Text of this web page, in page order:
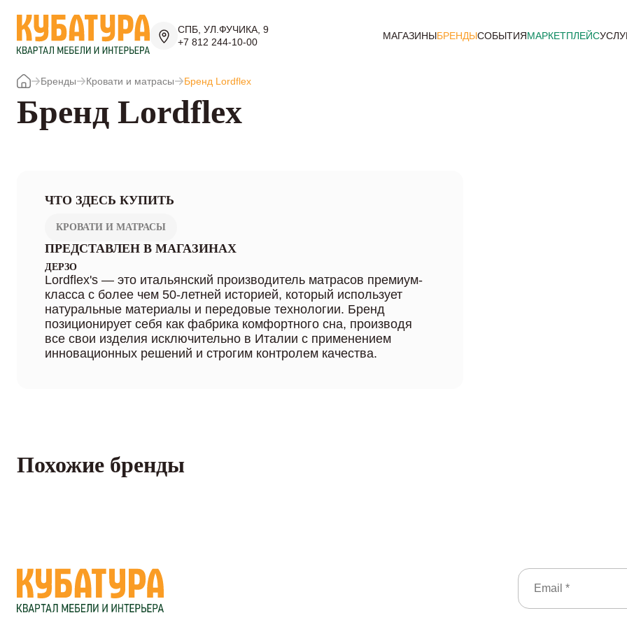
СПБ, УЛ.ФУЧИКА, 9
+7 812 244-10-00
МАГАЗИНЫБРЕНДЫСОБЫТИЯМАРКЕТПЛЕЙС
Бренды Кровати и матрасы Бренд Lordflex
Бренд Lordflex
ЧТО ЗДЕСЬ КУПИТЬ
КРОВАТИ И МАТРАСЫ
ПРЕДСТАВЛЕН В МАГАЗИНАХ
ДЕРЗО
Lordflex's — это итальянский производитель матрасов премиум-
класса с более чем 50-летней историей, который использует
натуральные материалы и передовые технологии. Бренд
позиционирует себя как фабрика комфортного сна, производя
все свои изделия исключительно в Италии с применением
инновационных решений и строгим контролем качества.
Похожие бренды